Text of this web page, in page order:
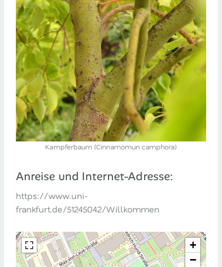
Kampferbaum (Cinnamomun camphora)
Anreise und Internet-Adresse:
https://www.uni-
frankfurt.de/51245042/Willkommen
+
−